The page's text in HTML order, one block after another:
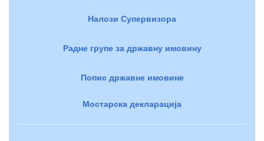
Налози Супервизора
Радне групе за државну имовину
Попис државне имовине
Мостарска декларација